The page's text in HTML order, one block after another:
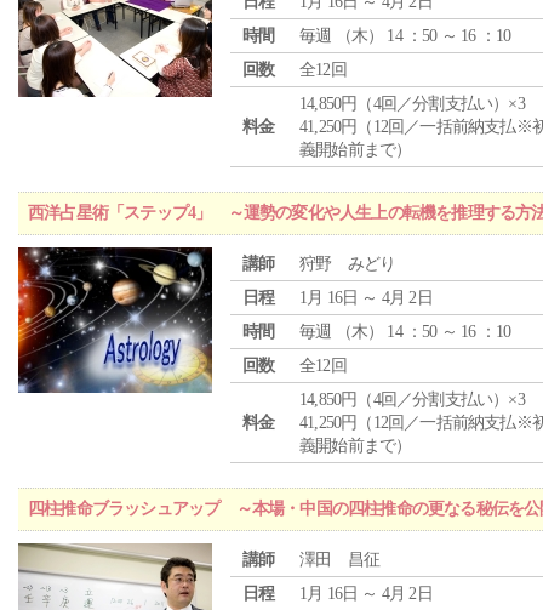
時間
毎週 （木） 14 ：50 ～ 16 ：10
回数
全12回
料金
14,850円（4回／分割支払い）×3
41,250円（12回／一括前納支払※
義開始前まで）
西洋占星術「ステップ4」 ～運勢の変化や人生上の転機を推理する方
講師
狩野 みどり
日程
1月 16日 ～ 4月 2日
時間
毎週 （木） 14 ：50 ～ 16 ：10
回数
全12回
料金
14,850円（4回／分割支払い）×3
41,250円（12回／一括前納支払※
義開始前まで）
四柱推命ブラッシュアップ ～本場・中国の四柱推命の更なる秘伝を
講師
澤田 昌征
日程
1月 16日 ～ 4月 2日